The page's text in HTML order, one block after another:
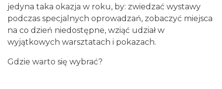
jedyna taka okazja w roku, by: zwiedzać wystawy
podczas specjalnych oprowadzań, zobaczyć miejsca
na co dzień niedostępne, wziąć udział w
wyjątkowych warsztatach i pokazach.
Gdzie warto się wybrać?